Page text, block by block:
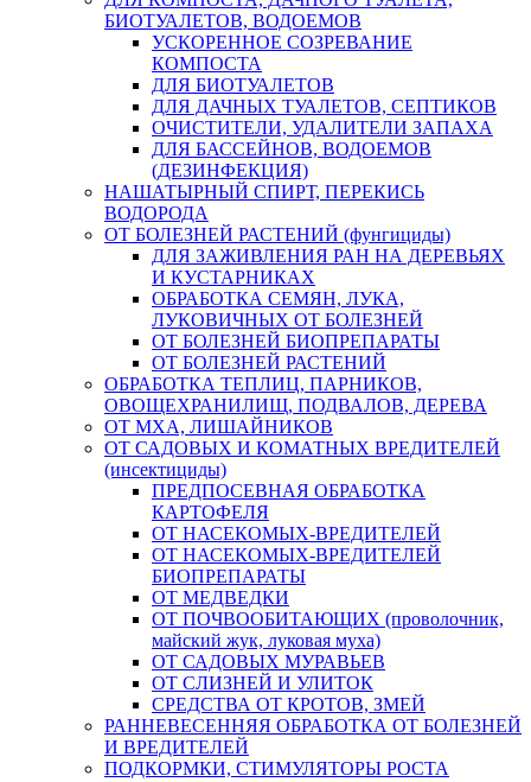
БИОТУАЛЕТОВ, ВОДОЕМОВ
УСКОРЕННОЕ СОЗРЕВАНИЕ
КОМПОСТА
ДЛЯ БИОТУАЛЕТОВ
ДЛЯ ДАЧНЫХ ТУАЛЕТОВ, СЕПТИКОВ
ОЧИСТИТЕЛИ, УДАЛИТЕЛИ ЗАПАХА
ДЛЯ БАССЕЙНОВ, ВОДОЕМОВ
(ДЕЗИНФЕКЦИЯ)
НАШАТЫРНЫЙ СПИРТ, ПЕРЕКИСЬ
ВОДОРОДА
ОТ БОЛЕЗНЕЙ РАСТЕНИЙ (фунгициды)
ДЛЯ ЗАЖИВЛЕНИЯ РАН НА ДЕРЕВЬЯХ
И КУСТАРНИКАХ
ОБРАБОТКА СЕМЯН, ЛУКА,
ЛУКОВИЧНЫХ ОТ БОЛЕЗНЕЙ
ОТ БОЛЕЗНЕЙ БИОПРЕПАРАТЫ
ОТ БОЛЕЗНЕЙ РАСТЕНИЙ
ОБРАБОТКА ТЕПЛИЦ, ПАРНИКОВ,
ОВОЩЕХРАНИЛИЩ, ПОДВАЛОВ, ДЕРЕВА
ОТ МХА, ЛИШАЙНИКОВ
ОТ САДОВЫХ И КОМАТНЫХ ВРЕДИТЕЛЕЙ
(инсектициды)
ПРЕДПОСЕВНАЯ ОБРАБОТКА
КАРТОФЕЛЯ
ОТ НАСЕКОМЫХ-ВРЕДИТЕЛЕЙ
ОТ НАСЕКОМЫХ-ВРЕДИТЕЛЕЙ
БИОПРЕПАРАТЫ
ОТ МЕДВЕДКИ
ОТ ПОЧВООБИТАЮЩИХ (проволочник,
майский жук, луковая муха)
ОТ САДОВЫХ МУРАВЬЕВ
ОТ СЛИЗНЕЙ И УЛИТОК
СРЕДСТВА ОТ КРОТОВ, ЗМЕЙ
РАННЕВЕСЕННЯЯ ОБРАБОТКА ОТ БОЛЕЗНЕЙ
И ВРЕДИТЕЛЕЙ
ПОДКОРМКИ, СТИМУЛЯТОРЫ РОСТА